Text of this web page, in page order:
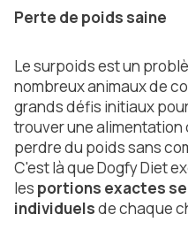
Perte de poids saine
Le surpoids est un
nombreux animaux de
grands défis initiaux
trouver une alimentation
perdre du poids sans
C'est là que Dogfy Diet
les portions exactes
individuelsde chaque